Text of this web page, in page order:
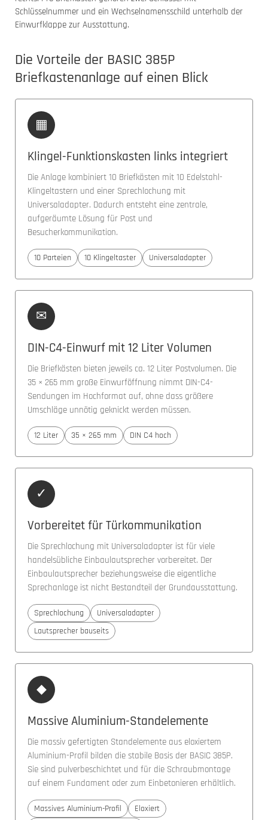
Schlüsselnummer und ein Wechselnamensschild unterhalb der
Einwurfklappe zur Ausstattung.
Die Vorteile der BASIC 385P
Briefkastenanlage auf einen Blick
▦
Klingel-Funktionskasten links integriert
Die Anlage kombiniert 10 Briefkästen mit 10 Edelstahl-
Klingeltastern und einer Sprechlochung mit
Universaladapter. Dadurch entsteht eine zentrale,
aufgeräumte Lösung für Post und
Besucherkommunikation.
10 Parteien 10 Klingeltaster Universaladapter
✉
DIN-C4-Einwurf mit 12 Liter Volumen
Die Briefkästen bieten jeweils ca. 12 Liter Postvolumen. Die
35 × 265 mm große Einwurföffnung nimmt DIN-C4-
Sendungen im Hochformat auf, ohne dass größere
Umschläge unnötig geknickt werden müssen.
12 Liter 35 × 265 mm DIN C4 hoch
✓
Vorbereitet für Türkommunikation
Die Sprechlochung mit Universaladapter ist für viele
handelsübliche Einbaulautsprecher vorbereitet. Der
Einbaulautsprecher beziehungsweise die eigentliche
Sprechanlage ist nicht Bestandteil der Grundausstattung.
Sprechlochung
Universaladapter
Lautsprecher bauseits
◆
Massive Aluminium-Standelemente
Die massiv gefertigten Standelemente aus eloxiertem
Aluminium-Profil bilden die stabile Basis der BASIC 385P.
Sie sind pulverbeschichtet und für die Schraubmontage
auf einem Fundament oder zum Einbetonieren erhältlich.
Massives Aluminium-Profil
Eloxiert